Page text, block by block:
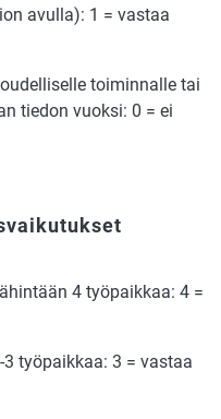
avulla): 1 = vastaa
toiminnalle tai
tiedon vuoksi: 0 = ei
kutukset
4 työpaikkaa: 4 =
työpaikkaa: 3 = vastaa